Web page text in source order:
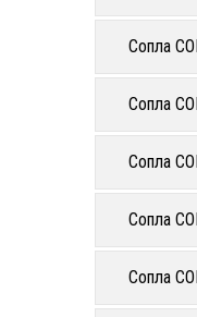
Сопла
Сопла
Сопла
Сопла
Сопла